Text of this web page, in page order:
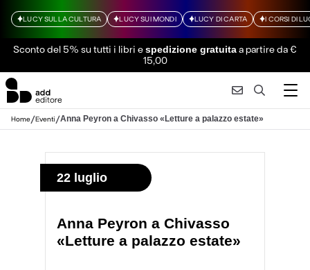
LUCY SULLA CULTURA LUCY SUI MONDI LUCY DI CARTA I CORSI DI
Sconto del 5% su tutti i libri espedizione gratuitaa partire da €
15,00
Home/Eventi/Anna Peyron a Chivasso «Letture a palazzo estate»
22 luglio
Anna Peyron a Chivasso
«Letture a palazzo estate»